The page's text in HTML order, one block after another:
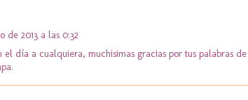
de 2013 a las 0:32
el día a cualquiera, muchisimas gracias por tus palabras